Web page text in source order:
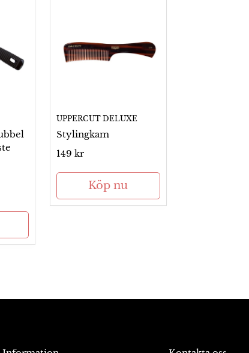
UPPERCUT DELUXE
Stylingkam
Ordinarie
149 kr
Köp nu